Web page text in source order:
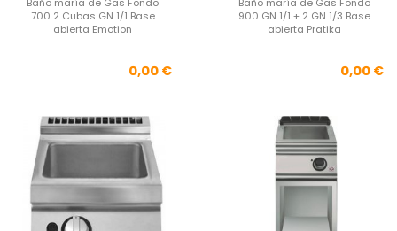
Baño maría de Gas Fondo
700 2 Cubas GN 1/1 Base
abierta Emotion
Precio
0,00 €
Baño maría de Gas Fondo
900 GN 1/1 + 2 GN 1/3 Base
abierta Pratika
0,00 €